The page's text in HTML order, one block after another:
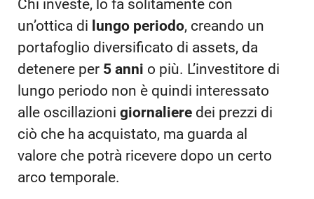
Chi investe, lo fa solitamente con
un’ottica di lungo periodo, creando un
portafoglio diversificato di assets, da
detenere per 5 anni o più. L’investitore di
lungo periodo non è quindi interessato
alle oscillazioni giornaliere dei prezzi di
ciò che ha acquistato, ma guarda al
valore che potrà ricevere dopo un certo
arco temporale.